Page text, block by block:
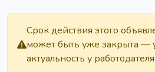
Срок действия этого
может быть уже закрыта —
актуальность у